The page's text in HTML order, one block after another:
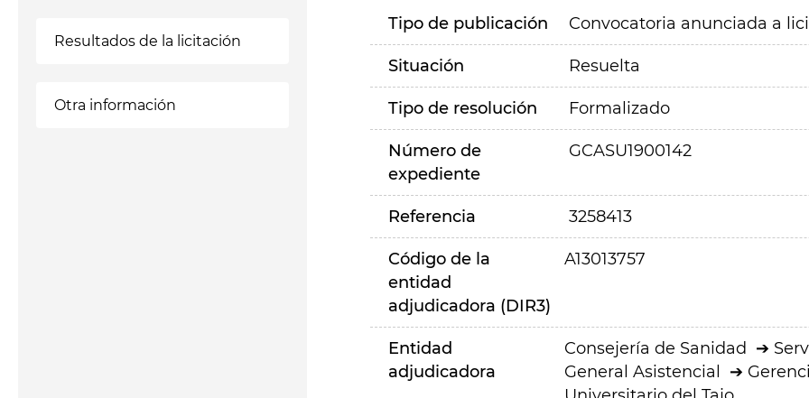
Resultados de la licitación
Otra información
Tipo de publicación Convocatoria anunciada a
Situación Resuelta
Tipo de resolución Formalizado
Número de
expediente
GCASU1900142
Referencia 3258413
Código de la
entidad
adjudicadora (DIR3)
A13013757
Entidad
adjudicadora
Consejería de Sanidad
General Asistencial